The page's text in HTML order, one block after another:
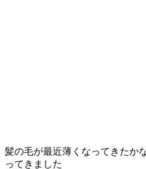
髪の毛が最近薄くなってきたか
ってきました